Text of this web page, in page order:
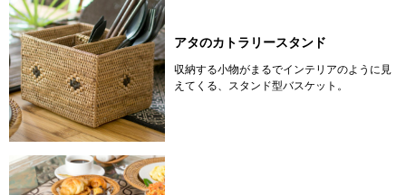
アタのカトラリースタンド
収納する小物がまるでインテリアのように見
えてくる、スタンド型バスケット。